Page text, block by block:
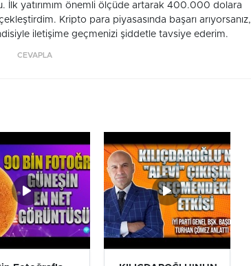
İlk yatırımım önemli ölçüde artarak 400.000 dolara
Kripto para piyasasında başarı arıyorsanız,
iletişime geçmenizi şiddetle tavsiye ederim.
CEVAPLA